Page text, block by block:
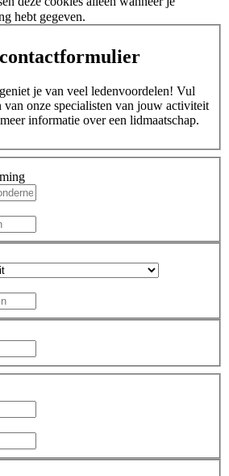
hebt gegeven.
je van veel ledenvoordelen! Vul
van onze specialisten van jouw activiteit
informatie over een lidmaatschap.